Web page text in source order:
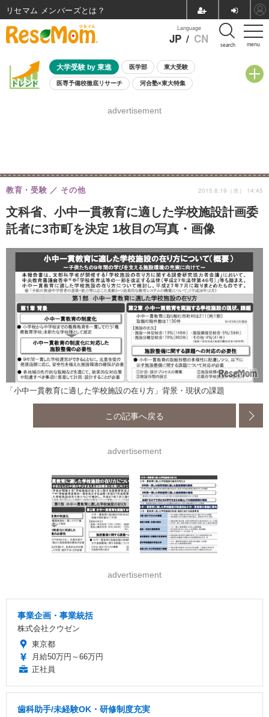
menu
Language
JP / CN search
大学受験 by 東進 医学部 東大受験
医専予備校徹底リサーチ 河合塾×東大特集
8月開催学校説明会・相談会
advertisement
文科省、小中一貫教育に適した学校施設計画委
託者に3市町を決定 1枚目の写真・画像
教育・受験 その他 2015.8.19（水） 14:45
「小中一貫教育に適した学校施設の在り方」背景・現状の課題
この記事へ戻る
advertisement
advertisement
事業企画・事業統括
株式会社クウゼン
東京都
月給50万円～66万円
正社員
歯科助手/未経験OK・研修制度充実
リセマム メンバーズ